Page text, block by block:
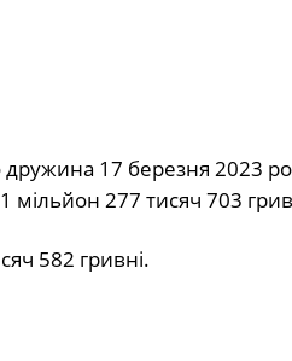
дружина 17 березня 2023
мільйон 277 тисяч 703
582 гривні.